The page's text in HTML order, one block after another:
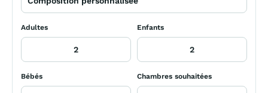
Adultes Enfants
Bébés Chambres souhaitées